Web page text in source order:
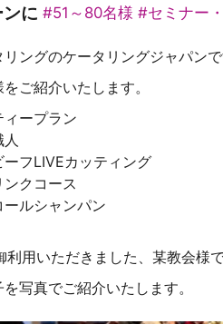
に #51～80名様 #セミナー
ングのケータリングジャパン
ご紹介いたします。
ィープラン
ーフLIVEカッティング
ンクコース
ールシャンパン
利用いただきました、某教会様
写真でご紹介いたします。